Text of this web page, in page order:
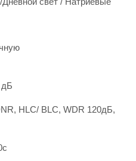
дБ
HLC/ BLC, WDR 120дБ,